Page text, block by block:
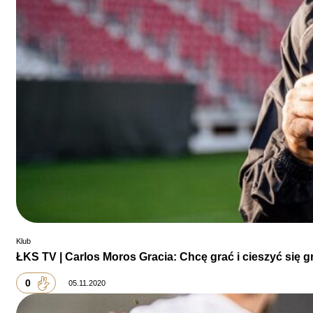
Klub
ŁKS TV | Carlos Moros Gracia: Chcę grać i cieszyć się
0 05.11.2020